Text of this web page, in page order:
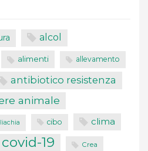
alcol
alimenti allevamento
antibiotico resistenza
animale
cibo clima
covid-19 Crea